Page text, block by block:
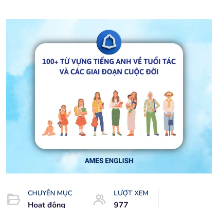
CHUYÊN MỤC
Hoạt động
LƯỢT XEM
977